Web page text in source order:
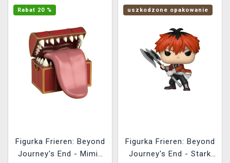
Rabat 20 %
Figurka Frieren: Beyond
Journey's End - Mimic
uszkodzone opakowanie
Figurka Frieren: Beyond
Journey's End - Stark